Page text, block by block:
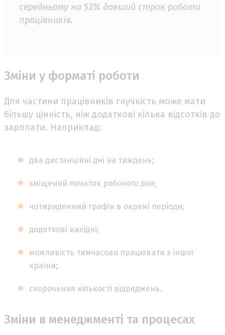
середньому на 53% довший строк роботи
працівників.
Зміни у форматі роботи
Для частини працівників гнучкість може мати
більшу цінність, ніж додаткові кілька відсотків до
зарплати. Наприклад:
два дистанційні дні на тиждень;
зміщений початок робочого дня;
чотириденний графік в окремі періоди;
додаткові вихідні;
можливість тимчасово працювати з іншої
країни;
скорочення кількості відряджень.
Зміни в менеджменті та процесах